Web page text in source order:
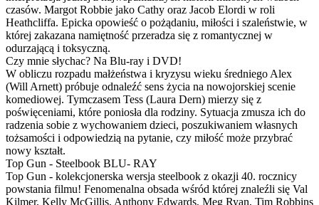
czasów. Margot Robbie jako Cathy oraz Jacob Elordi w roli
Heathcliffa. Epicka opowieść o pożądaniu, miłości i szaleństwie, w
której zakazana namiętność przeradza się z romantycznej w
odurzającą i toksyczną.
Czy mnie słychac? Na Blu-ray i DVD!
W obliczu rozpadu małżeństwa i kryzysu wieku średniego Alex
(Will Arnett) próbuje odnaleźć sens życia na nowojorskiej scenie
komediowej. Tymczasem Tess (Laura Dern) mierzy się z
poświęceniami, które poniosła dla rodziny. Sytuacja zmusza ich do
radzenia sobie z wychowaniem dzieci, poszukiwaniem własnych
tożsamości i odpowiedzią na pytanie, czy miłość może przybrać
nowy kształt.
Top Gun - Steelbook BLU- RAY
Top Gun - kolekcjonerska wersja steelbook z okazji 40. rocznicy
powstania filmu! Fenomenalna obsada wśród której znaleźli się Val
Kilmer, Kelly McGillis, Anthony Edwards, Meg Ryan, Tim Robbins